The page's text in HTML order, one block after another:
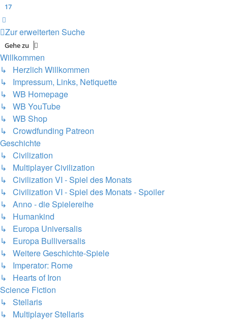
17
Zur erweiterten Suche
Gehe zu
Willkommen
↳ Herzlich Willkommen
↳ Impressum, Links, Netiquette
↳ WB Homepage
↳ WB YouTube
↳ WB Shop
↳ Crowdfunding Patreon
Geschichte
↳ Civilization
↳ Multiplayer Civilization
↳ Civilization VI - Spiel des Monats
↳ Civilization VI - Spiel des Monats - Spoiler
↳ Anno - die Spielereihe
↳ Humankind
↳ Europa Universalis
↳ Europa Bulliversalis
↳ Weitere Geschichte-Spiele
↳ Imperator: Rome
↳ Hearts of Iron
Science Fiction
↳ Stellaris
↳ Multiplayer Stellaris